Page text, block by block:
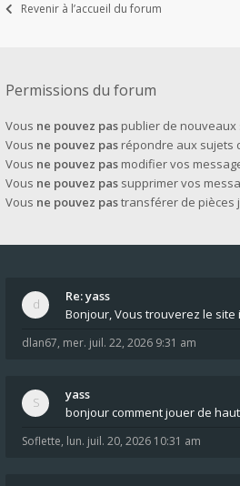
Revenir à l’accueil du forum
Permissions du forum
Vous ne pouvez pas publier de
Vous ne pouvez pas répondre aux sujets
Vous ne pouvez pas modifier vos
Vous ne pouvez pas supprimer vos
Vous ne pouvez pastransférer de pièces
Re: yass
Bonjour, Vous trouverez le site
dlan67, mer. juil. 22, 2026 9:31 am
yass
bonjour comment jouer de
Soflette, lun. juil. 20, 2026 10:31 am